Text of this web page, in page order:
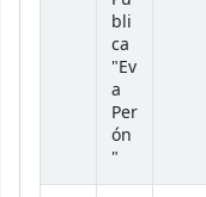
bli
ca
"Ev
a
Per
ón
"